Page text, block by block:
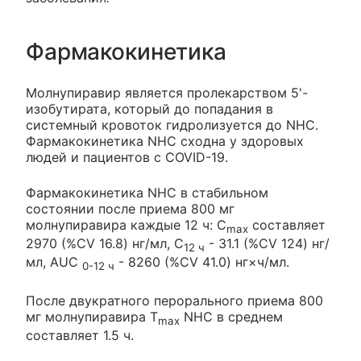
Фармакокинетика
Молнупиравир является пролекарством 5'-
изобутирата, который до попадания в
системный кровоток гидролизуется до NHC.
Фармакокинетика NHC сходна у здоровых
людей и пациентов с COVID-19.
Фармакокинетика NHC в стабильном
состоянии после приема 800 мг
молнупиравира каждые 12 ч: Cmax составляет
2970 (%CV 16.8) нг/мл, C12 ч - 31.1 (%CV 124) нг/
мл, AUC 0-12 ч - 8260 (%CV 41.0) нг×ч/мл.
После двукратного перорального приема 800
мг молнупиравира Tmax NHC в среднем
составляет 1.5 ч.